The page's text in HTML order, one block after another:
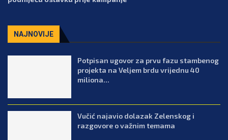
NAJNOVIJE
Potpisan ugovor za prvu fazu stambenog
projekta na Veljem brdu vrijednu 40
miliona...
Vučić najavio dolazak Zelenskog i
razgovore o važnim temama